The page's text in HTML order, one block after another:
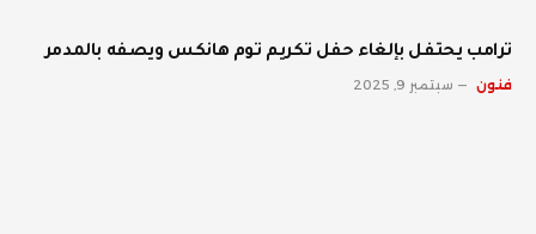
ترامب يحتفل بإلغاء حفل تكريم توم هانكس ويصفه بالمدمر
فنون سبتمبر 9, 2025